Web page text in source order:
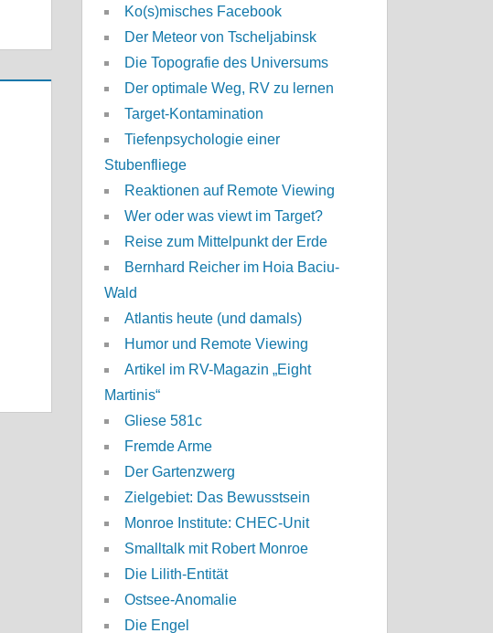
Ko(s)misches Facebook
Der Meteor von Tscheljabinsk
Die Topografie des Universums
Der optimale Weg, RV zu lernen
Target-Kontamination
Tiefenpsychologie einer
Stubenfliege
Reaktionen auf Remote Viewing
Wer oder was viewt im Target?
Reise zum Mittelpunkt der Erde
Bernhard Reicher im Hoia Baciu-
Wald
Atlantis heute (und damals)
Humor und Remote Viewing
Artikel im RV-Magazin „Eight
Martinis“
Gliese 581c
Fremde Arme
Der Gartenzwerg
Zielgebiet: Das Bewusstsein
Monroe Institute: CHEC-Unit
Smalltalk mit Robert Monroe
Die Lilith-Entität
Ostsee-Anomalie
Die Engel